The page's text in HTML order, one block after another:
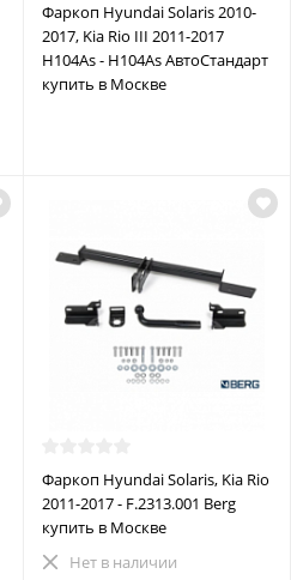
Фаркоп Hyundai Solaris 2010-
2017, Kia Rio III 2011-2017
H104As - H104As АвтоСтандарт
купить в Москве
Фаркоп Hyundai Solaris, Kia Rio
2011-2017 - F.2313.001 Berg
купить в Москве
Нет в наличии